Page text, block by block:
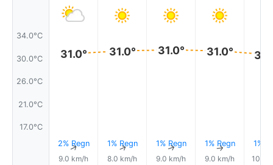
34.0°C
30.0°C
26.0°C
21.0°C
17.0°C
31.0°
2% Regn
↑
9.0 km/h
31.0°
1% Regn
↑
8.0 km/h
31.0°
1% Regn
↑
9.0 km/h
31.0°
1% Regn
↑
9.0 km/h
1%
10.0